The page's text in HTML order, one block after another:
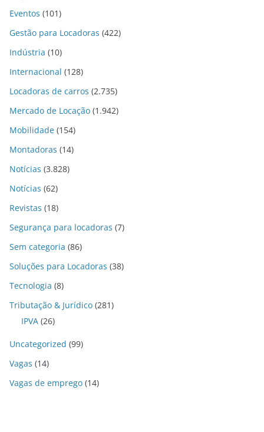
Eventos (101)
Gestão para Locadoras (422)
Indústria (10)
Internacional (128)
Locadoras de carros (2.735)
Mercado de Locação (1.942)
Mobilidade (154)
Montadoras (14)
Notícias (3.828)
Notícias (62)
Revistas (18)
Segurança para locadoras (7)
Sem categoria (86)
Soluções para Locadoras (38)
Tecnologia (8)
Tributação & Jurídico (281)
IPVA (26)
Uncategorized (99)
Vagas (14)
Vagas de emprego (14)